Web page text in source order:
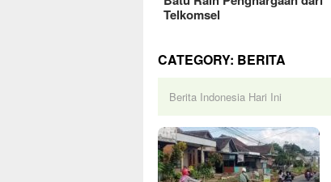
Telkomsel
CATEGORY: BERITA
Berita Indonesia Hari Ini